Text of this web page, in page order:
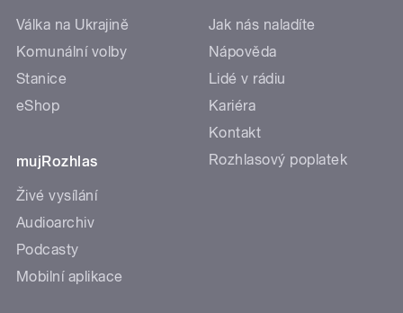
Válka na Ukrajině
Komunální volby
Stanice
eShop
mujRozhlas
Živé vysílání
Audioarchiv
Podcasty
Mobilní aplikace
Jak nás naladíte
Nápověda
Lidé v rádiu
Kariéra
Kontakt
Rozhlasový poplatek